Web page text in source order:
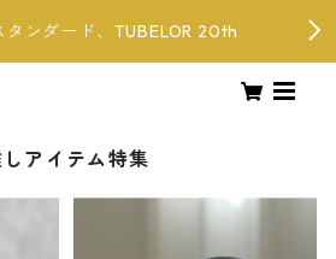
タンダード、TUBELOR 20th
アイテム特集